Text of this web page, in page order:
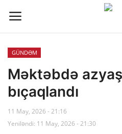
Əlaqə
Xəbər lenti
Haqqımızda
GÜNDƏM
Məktəbdə
bıçaqlandı
11 May, 2026 - 21:16
Yeniləndi: 11 May, 2026 - 21:30